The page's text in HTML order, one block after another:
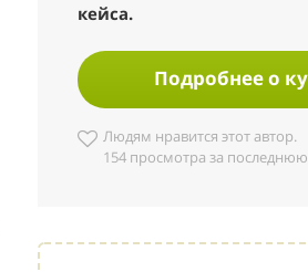
кейса.
Подробнее о
Людям нравится этот автор.
154 просмотра за